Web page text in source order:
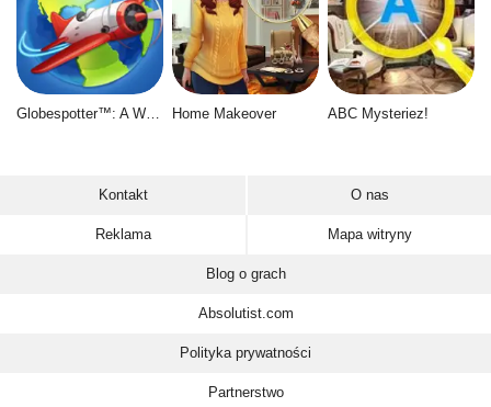
Home Makeover ABC Mysteriez!
Kontakt O nas
Reklama Mapa witryny
Blog o grach
Absolutist.com
Polityka prywatności
Partnerstwo